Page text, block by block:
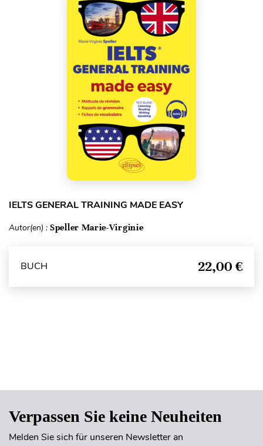
IELTS GENERAL TRAINING MADE EASY
Autor(en) : Speller Marie-Virginie
BUCH 22,00 €
Verpassen Sie keine Neuheiten
Melden Sie sich für unseren Newsletter an